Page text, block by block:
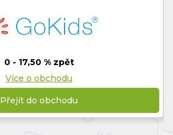
0 - 17,50 % zpět
Více o obchodu
Přejít do obchodu